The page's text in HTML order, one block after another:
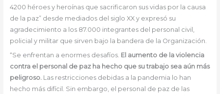
4200 héroes y heroínas que sacrificaron sus vidas por la causa
de la paz” desde mediados del siglo XX y expresó su
agradecimiento a los 87.000 integrantes del personal civil,
policial y militar que sirven bajo la bandera de la Organización.
“Se enfrentan a enormes desafíos. El aumento de la violencia
contra el personal de paz ha hecho que su trabajo sea aún más
peligroso. Las restricciones debidas a la pandemia lo han
hecho más difícil. Sin embargo, el personal de paz de las